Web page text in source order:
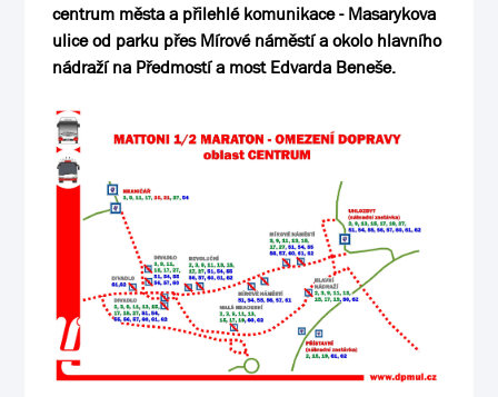
centrum města a přilehlé komunikace - Masarykova
ulice od parku přes Mírové náměstí a okolo hlavního
nádraží na Předmostí a most Edvarda Beneše.